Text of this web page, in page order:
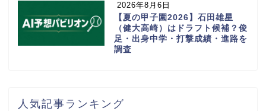
2026年8月6日
【夏の甲子園2026】石田雄星
（健大高崎）はドラフト候補？俊
足・出身中学・打撃成績・進路を
調査
人気記事ランキング